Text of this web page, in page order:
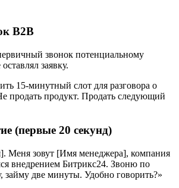
B2B
звонок потенциальному
заявку.
15-минутный слот для разговора о
продать продукт. Продать следующий
(первые 20 секунд)
Меня зовут [Имя менеджера], компания
внедрением Битрикс24. Звоню по
займу две минуты. Удобно говорить?»